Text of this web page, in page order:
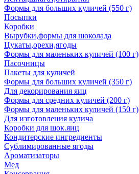
Формы для больших куличей (550 г)
Посыпки
Коробки
Вырубки,формы для шоколада
Цукаты,орехи,ягоды
Формы для маленьких куличей (100 г)
Пасочницы
Пакеты для куличей
Формы для больших куличей (350 г)
Для декорирования яиц
Формы для средних куличей (200 г)
Формы для маленьких куличей (150 г)
Для изготовления кулича
Коробки для шок.яиц
Кондитерские ингредиенты
Сублимированные ягоды
Ароматизаторы
Мед